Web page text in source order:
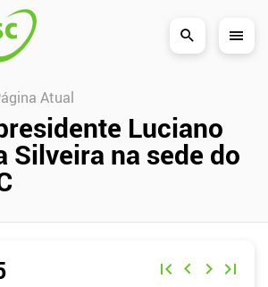
Atual
Luciano
Silveira na sede do